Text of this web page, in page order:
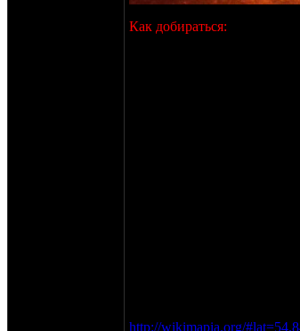
Как добираться:
http://wikimapia.org/